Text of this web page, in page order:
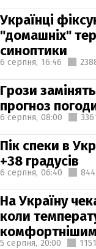
Українці
"домашніх"
синоптики
6 серпня, 16:46
Грози
прогноз
6 серпня, 08:00
Пік спеки в
+38 градусів
6 серпня, 06:40 844
На Україну
коли
5 серпня, 20:00